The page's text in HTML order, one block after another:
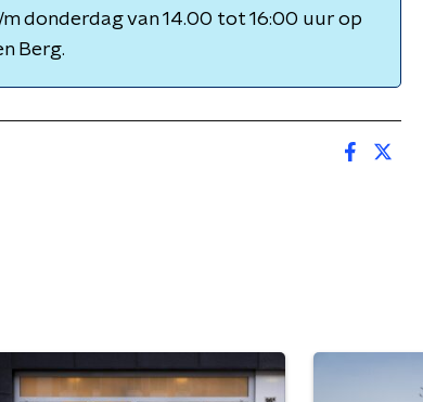
donderdag van 14.00 tot 16:00 uur op
Berg.